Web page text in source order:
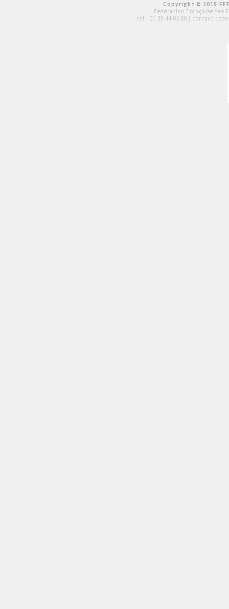
Copyright © 2015
Fédération Française des
tél : 01 39 44 65 80 | contact :